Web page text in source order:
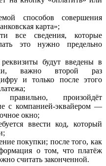
способов совершения
карта»;
все сведения, которые
это нужно предельно
будут введены в
важно второй раз
и только после этого
произойдёт
с компанией-эквайером —
окно;
ввести код, который
покупки; после того, как
о том, что платёж
считать законченной.